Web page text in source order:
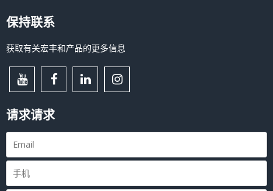
保持联系
获取有关宏丰和产品的更多信息
请求请求